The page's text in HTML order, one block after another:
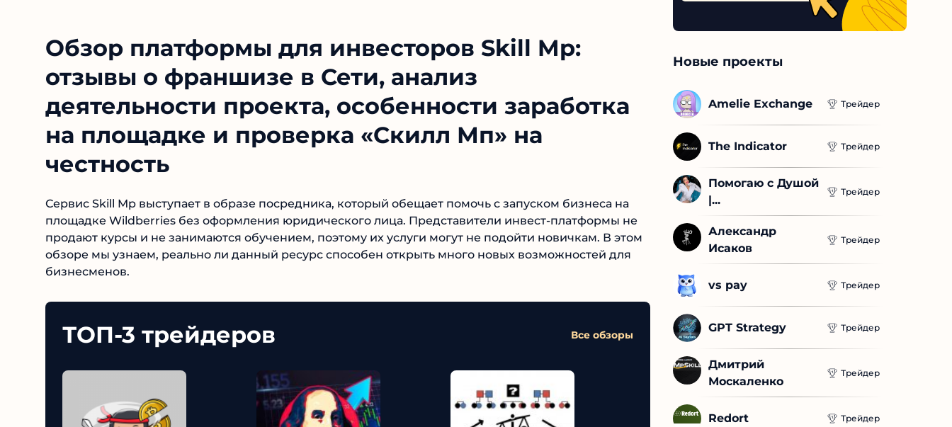
Обзор платформы для инвесторов Skill Mp:
отзывы о франшизе в Сети, анализ
деятельности проекта, особенности заработка
на площадке и проверка «Скилл Мп» на
честность
Сервис Skill Mp выступает в образе посредника, который обещает помочь с запуском бизнеса на
площадке Wildberries без оформления юридического лица. Представители инвест-платформы не
продают курсы и не занимаются обучением, поэтому их услуги могут не подойти новичкам. В этом
обзоре мы узнаем, реально ли данный ресурс способен открыть много новых возможностей для
бизнесменов.
ТОП-3 трейдеров Все обзоры
Новые проекты
Amelie Exchange Трейдер
The Indicator Трейдер
Помогаю с Душой
|...
Трейдер
Александр
Исаков
Трейдер
vs pay Трейдер
GPT Strategy Трейдер
Дмитрий
Москаленко
Трейдер
Redort Трейдер